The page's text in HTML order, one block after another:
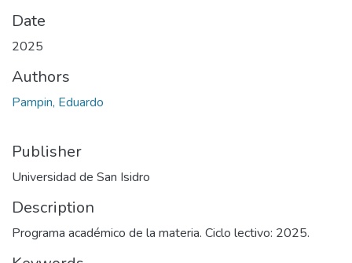
Date
2025
Authors
Pampin, Eduardo
Publisher
Universidad de San Isidro
Description
Programa académico de la materia. Ciclo lectivo: 2025.